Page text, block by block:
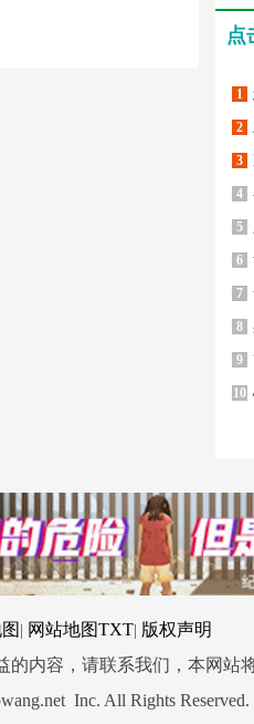
点
1
2
3
4
5
6
7
8
9
10
网站地图TXT 版权声明
内容，请联系我们，本网站
Inc. All Rights Reserved.